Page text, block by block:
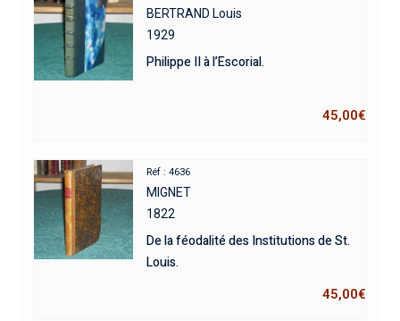
BERTRAND Louis
1929
Philippe II à l’Escorial.
45,00€
Réf : 4636
MIGNET
1822
De la féodalité des Institutions de St.
Louis.
45,00€